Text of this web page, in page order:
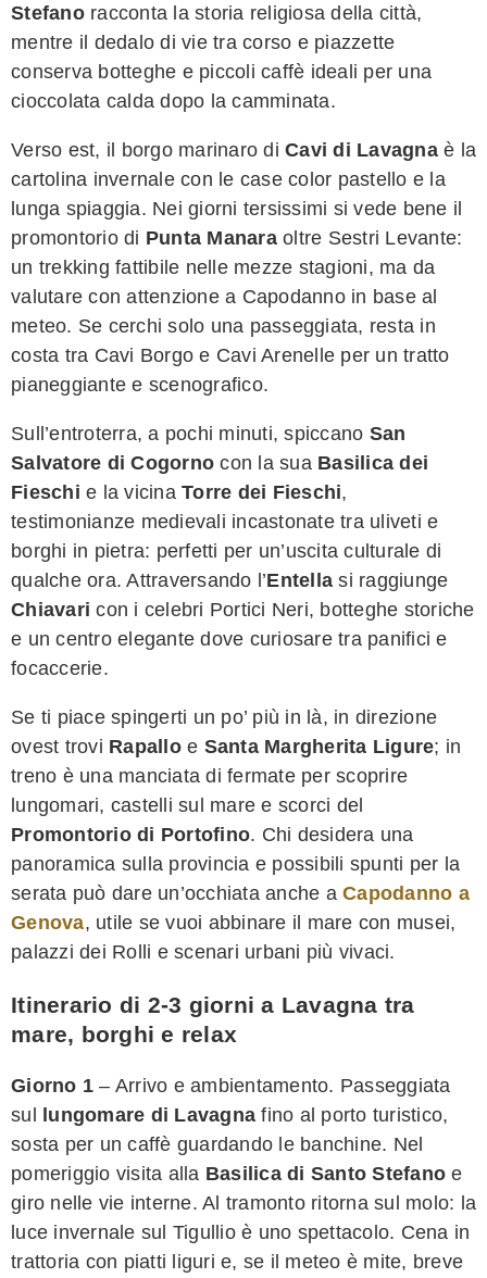
Stefanoracconta la storia religiosa della città,
mentre il dedalo di vie tra corso e piazzette
conserva botteghe e piccoli caffè ideali per una
cioccolata calda dopo la camminata.
Verso est, il borgo marinaro di Cavi di Lavagnaè la
cartolina invernale con le case color pastello e la
lunga spiaggia. Nei giorni tersissimi si vede bene il
promontorio di Punta Manaraoltre Sestri Levante:
un trekking fattibile nelle mezze stagioni, ma da
valutare con attenzione a Capodanno in base al
meteo. Se cerchi solo una passeggiata, resta in
costa tra Cavi Borgo e Cavi Arenelle per un tratto
pianeggiante e scenografico.
Sull’entroterra, a pochi minuti, spiccano San
Salvatore di Cogorno con la sua Basilica dei
Fieschi e la vicina Torre dei Fieschi,
testimonianze medievali incastonate tra uliveti e
borghi in pietra: perfetti per un’uscita culturale di
qualche ora. Attraversando l’Entella si raggiunge
Chiavari con i celebri Portici Neri, botteghe storiche
e un centro elegante dove curiosare tra panifici e
focaccerie.
Se ti piace spingerti un po’ più in là, in direzione
ovest trovi Rapalloe Santa Margherita Ligure; in
treno è una manciata di fermate per scoprire
lungomari, castelli sul mare e scorci del
Promontorio di Portofino. Chi desidera una
panoramica sulla provincia e possibili spunti per la
serata può dare un’occhiata anche a Capodanno a
Genova, utile se vuoi abbinare il mare con musei,
palazzi dei Rolli e scenari urbani più vivaci.
Itinerario di 2-3 giorni a Lavagna tra
mare, borghi e relax
Giorno 1 – Arrivo e ambientamento. Passeggiata
sul lungomare di Lavagna fino al porto turistico,
sosta per un caffè guardando le banchine. Nel
pomeriggio visita alla Basilica di Santo Stefano e
giro nelle vie interne. Al tramonto ritorna sul molo: la
luce invernale sul Tigullio è uno spettacolo. Cena in
trattoria con piatti liguri e, se il meteo è mite, breve